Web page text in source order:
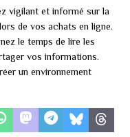
vigilant et informé sur la
de vos achats en ligne.
le temps de lire les
vos informations.
un environnement